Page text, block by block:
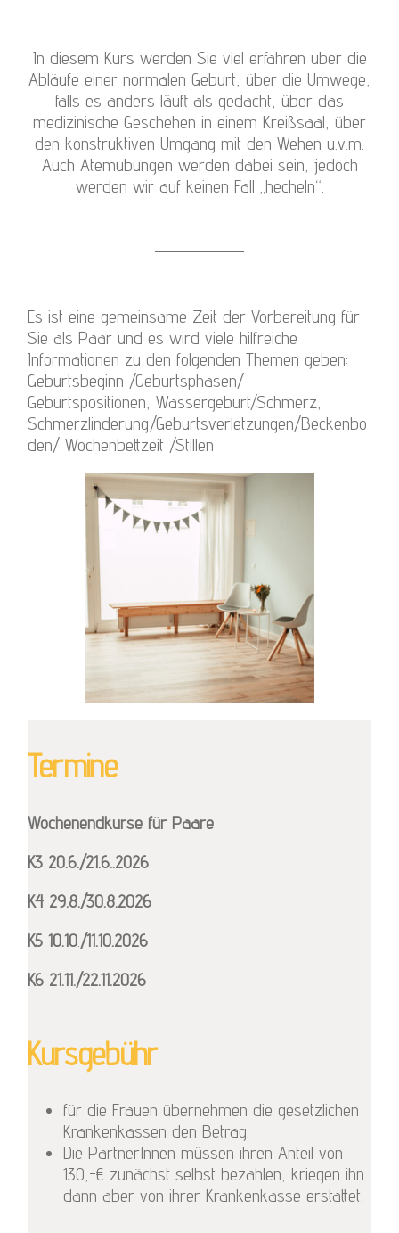
In diesem Kurs werden Sie viel erfahren über die
Abläufe einer normalen Geburt, über die Umwege,
falls es anders läuft als gedacht, über das
medizinische Geschehen in einem Kreißsaal, über
den konstruktiven Umgang mit den Wehen u.v.m.
Auch Atemübungen werden dabei sein, jedoch
werden wir auf keinen Fall „hecheln“.
Es ist eine gemeinsame Zeit der Vorbereitung für
Sie als Paar und es wird viele hilfreiche
Informationen zu den folgenden Themen geben:
Geburtsbeginn /Geburtsphasen/
Geburtspositionen, Wassergeburt/Schmerz,
Schmerzlinderung/Geburtsverletzungen/Beckenbo
den/ Wochenbettzeit /Stillen
Termine
Wochenendkurse für Paare
K3 20.6./21.6..2026
K4 29.8./30.8.2026
K5 10.10./11.10.2026
K6 21.11./22.11.2026
Kursgebühr
für die Frauen übernehmen die gesetzlichen
Krankenkassen den Betrag.
Die PartnerInnen müssen ihren Anteil von
130,-€ zunächst selbst bezahlen, kriegen ihn
dann aber von ihrer Krankenkasse erstattet.